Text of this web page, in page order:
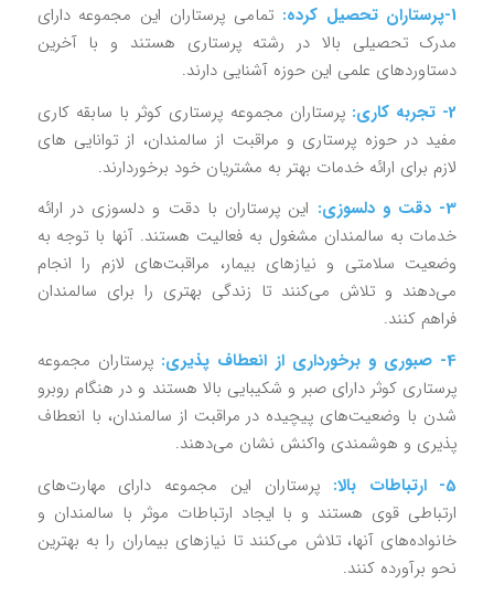
1-پرستاران تحصیل کرده:
تمامی پرستاران این مجموعه دارای
مدرک تحصیلی بالا در رشته پرستاری هستند و با آخرین
دستاوردهای علمی این حوزه آشنایی دارند.
2- تجربه کاری:
پرستاران مجموعه پرستاری کوثر با سابقه کاری
مفید در حوزه پرستاری و مراقبت از سالمندان، از توانایی های
لازم برای ارائه خدمات بهتر به مشتریان خود برخوردارند.
3- دقت و دلسوزی:
این پرستاران با دقت و دلسوزی در ارائه
خدمات به سالمندان مشغول به فعالیت هستند. آنها با توجه به
وضعیت سلامتی و نیازهای بیمار، مراقبت‌های لازم را انجام
می‌دهند و تلاش می‌کنند تا زندگی بهتری را برای سالمندان
فراهم کنند.
4- صبوری و برخورداری از انعطاف پذیری:
پرستاران مجموعه
پرستاری کوثر دارای صبر و شکیبایی بالا هستند و در هنگام روبرو
شدن با وضعیت‌های پیچیده در مراقبت از سالمندان، با انعطاف
پذیری و هوشمندی واکنش نشان می‌دهند.
5- ارتباطات بالا:
پرستاران این مجموعه دارای مهارت‌های
ارتباطی قوی هستند و با ایجاد ارتباطات موثر با سالمندان و
خانواده‌های آنها، تلاش می‌کنند تا نیازهای بیماران را به بهترین
نحو برآورده کنند.